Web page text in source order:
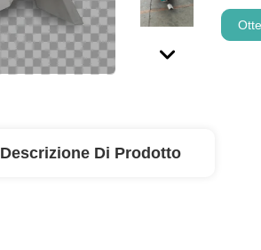
Descrizione Di Prodotto